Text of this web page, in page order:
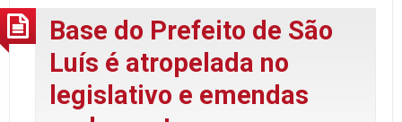
Base do Prefeito de São
Luís é atropelada no
legislativo e emendas